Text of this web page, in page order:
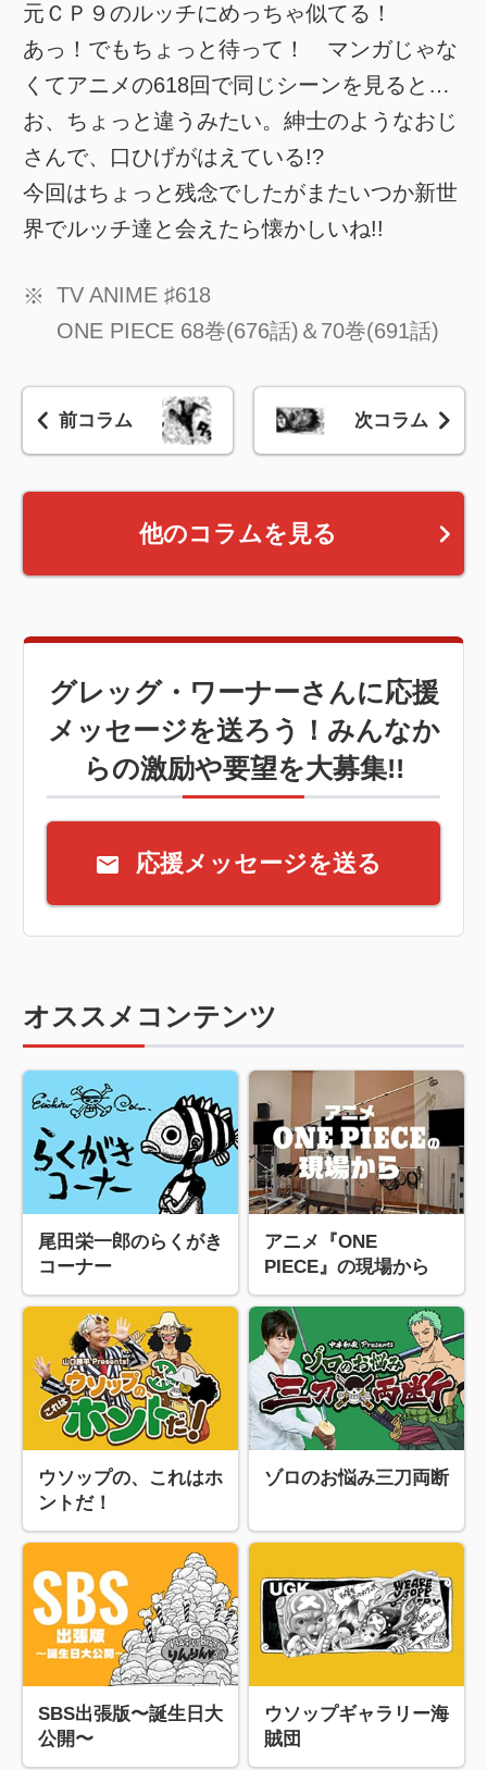
元ＣＰ９のルッチにめっちゃ似てる！
あっ！でもちょっと待って！ マンガじゃな
くてアニメの618回で同じシーンを見ると…
お、ちょっと違うみたい。紳士のようなおじ
さんで、口ひげがはえている!?
今回はちょっと残念でしたがまたいつか新世
界でルッチ達と会えたら懐かしいね!!
※
TV ANIME ♯618
ONE PIECE 68巻(676話)＆70巻(691話)
前コラム 次コラム
他のコラムを見る
グレッグ・ワーナーさんに応援
メッセージを送ろう！みんなか
らの激励や要望を大募集!!
応援メッセージを送る
オススメコンテンツ
尾田栄一郎のらくがき
コーナー
アニメ『ONE
PIECE』の現場から
ウソップの、これはホ
ントだ！
ゾロのお悩み三刀両断
SBS出張版〜誕生日大
公開〜
ウソップギャラリー海
賊団